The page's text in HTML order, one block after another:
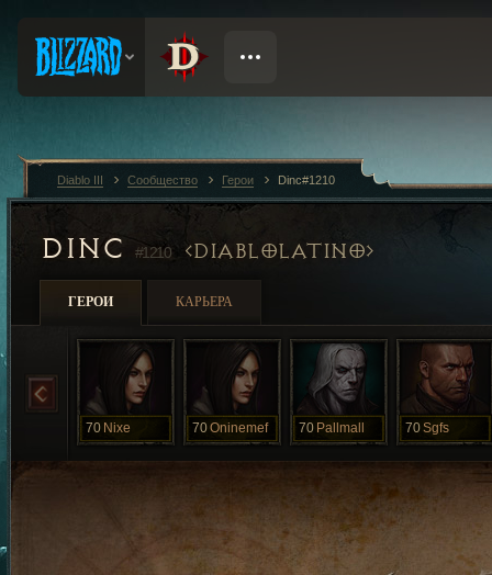
DINC #1210 DIABLOLATINO
ГЕРОИ КАРЬЕРА
70 Nixe 70Oninemef 70 Pallmall 70Sgfs
Diablo III Сообщество Герои Dinc#1210